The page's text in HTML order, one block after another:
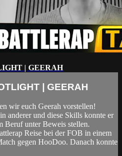
| GEERAH
| GEERAH
wir euch Geerah vorstellen!
anderer und diese Skills konnte er
Beruf unter Beweis stellen.
Reise bei der FOB in einem
gegen HooDoo. Danach konnte